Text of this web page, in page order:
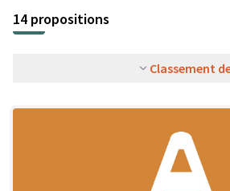
14 propositions
Classement